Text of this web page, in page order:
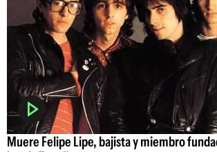
Muere Felipe Lipe, bajista y miembro